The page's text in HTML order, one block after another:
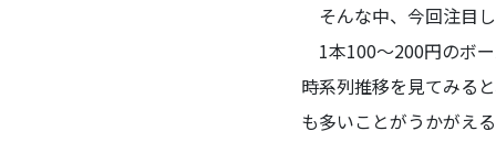
そんな中、今回注目
1本100～200円のボ
時系列推移を見てみる
も多いことがうかがえ